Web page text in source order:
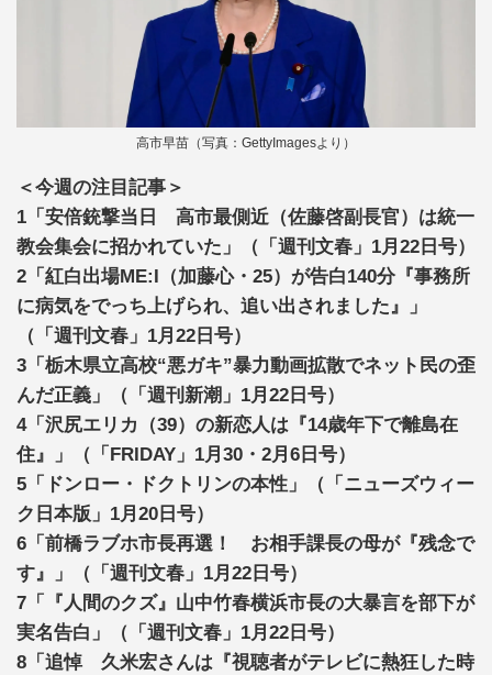
高市早苗（写真：GettyImagesより）
＜今週の注目記事＞
1「安倍銃撃当日 高市最側近（佐藤啓副長官）は統一
教会集会に招かれていた」（「週刊文春」1月22日号）
2「紅白出場ME:I（加藤心・25）が告白140分『事務所
に病気をでっち上げられ、追い出されました』」
（「週刊文春」1月22日号）
3「栃木県立高校“悪ガキ”暴力動画拡散でネット民の歪
んだ正義」（「週刊新潮」1月22日号）
4「沢尻エリカ（39）の新恋人は『14歳年下で離島在
住』」（「FRIDAY」1月30・2月6日号）
5「ドンロー・ドクトリンの本性」（「ニューズウィー
ク日本版」1月20日号）
6「前橋ラブホ市長再選！ お相手課長の母が『残念で
す』」（「週刊文春」1月22日号）
7「『人間のクズ』山中竹春横浜市長の大暴言を部下が
実名告白」（「週刊文春」1月22日号）
8「追悼 久米宏さんは『視聴者がテレビに熱狂した時